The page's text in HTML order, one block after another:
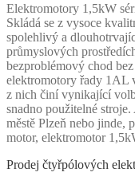
Elektromotory 1,5kW
Skládá se z vysoce
spolehlivý a
průmyslových
bezproblémový chod
elektromotory řady 1AL
z nich činí vynikající
snadno použitelné
městě Plzeň nebo jinde,
motor, elektromotor
Prodej čtyřpólových